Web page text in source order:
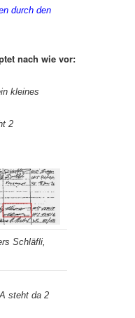
durch den
nach wie vor:
kleines
2
Schläfli,
steht da 2